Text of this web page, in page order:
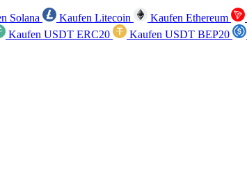
Solana Kaufen Litecoin Kaufen Ethereum
Kaufen USDT ERC20 Kaufen USDT BEP20